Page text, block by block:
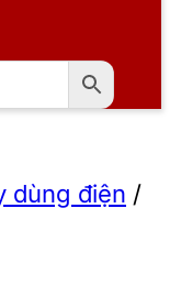
dùng điện /